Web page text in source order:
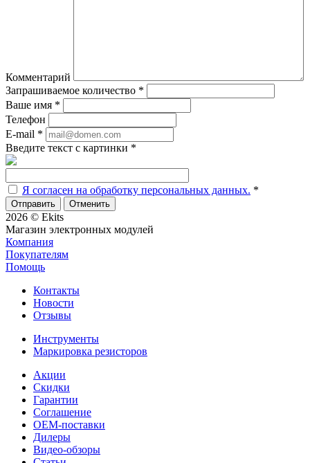
Комментарий
Запрашиваемое количество *
Ваше имя *
Телефон
E-mail *
Введите текст с картинки *
Я согласен на обработку персональных данных. *
Отменить
2026 © Ekits
Магазин электронных модулей
Компания
Покупателям
Помощь
Контакты
Новости
Отзывы
Инструменты
Маркировка резисторов
Акции
Скидки
Гарантии
Соглашение
OEM-поставки
Дилеры
Видео-обзоры